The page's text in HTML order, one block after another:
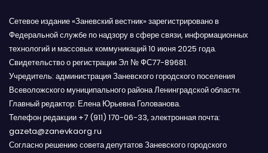
Сетевое издание «Заневский вестник» зарегистрировано в
Федеральной службе по надзору в сфере связи, информационных
технологий и массовых коммуникаций 10 июня 2025 года.
Свидетельство о регистрации Эл № ФС77-89681.
Учредитель: администрация Заневского городского поселения
Всеволожского муниципального района Ленинградской области.
Главный редактор: Елена Юрьевна Голованова.
Телефон редакции +7 (911) 170-06-33, электронная почта:
gazeta@zanevkaorg.ru
Согласно решению совета депутатов Заневского городского